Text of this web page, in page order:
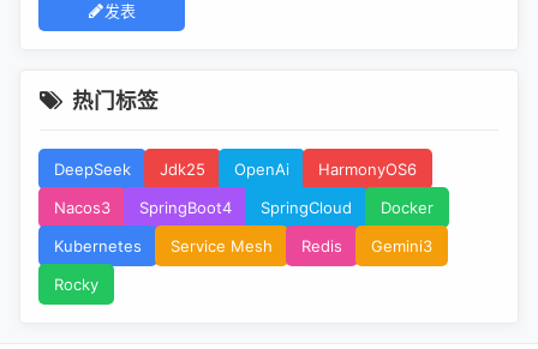
发表
热门标签
DeepSeek Jdk25 OpenAi
HarmonyOS6
Nacos3
SpringBoot4 SpringCloud
Docker
Kubernetes
Service Mesh Redis
Gemini3
Rocky